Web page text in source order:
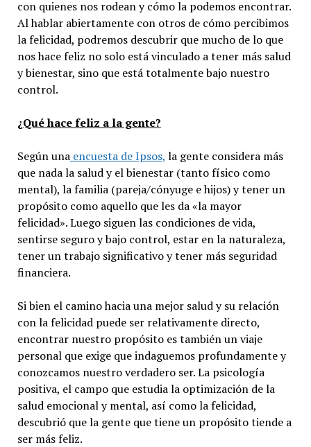
con quienes nos rodean y cómo la podemos encontrar.
Al hablar abiertamente con otros de cómo percibimos
la felicidad, podremos descubrir que mucho de lo que
nos hace feliz no solo está vinculado a tener más salud
y bienestar, sino que está totalmente bajo nuestro
control.
¿Qué hace feliz a la gente?
Según unaencuesta de Ipsos, la gente considera más
que nada la salud y el bienestar (tanto físico como
mental), la familia (pareja/cónyuge e hijos) y tener un
propósito como aquello que les da «la mayor
felicidad». Luego siguen las condiciones de vida,
sentirse seguro y bajo control, estar en la naturaleza,
tener un trabajo significativo y tener más seguridad
financiera.
Si bien el camino hacia una mejor salud y su relación
con la felicidad puede ser relativamente directo,
encontrar nuestro propósito es también un viaje
personal que exige que indaguemos profundamente y
conozcamos nuestro verdadero ser. La psicología
positiva, el campo que estudia la optimización de la
salud emocional y mental, así como la felicidad,
descubrió que la gente que tiene un propósito tiende a
ser más feliz.